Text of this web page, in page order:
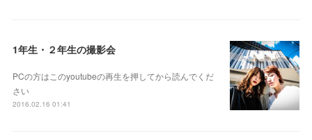
1年生・２年生の撮影会
PCの方はこのyoutubeの再生を押してから読んでくだ
さい
2016.02.16 01:41